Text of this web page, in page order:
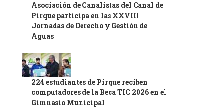
Asociación de Canalistas del Canal de
Pirque participa en las XXVIII
Jornadas de Derecho y Gestión de
Aguas
224 estudiantes de Pirque reciben
computadores de la Beca TIC 2026 en el
Gimnasio Municipal